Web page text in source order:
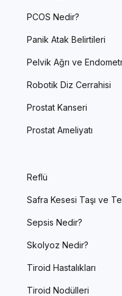
PCOS Nedir?
Panik Atak Belirtileri
Pelvik Ağrı ve
Robotik Diz Cerrahisi
Prostat Kanseri
Prostat Ameliyatı
Reflü
Safra Kesesi Taşı ve
Sepsis Nedir?
Skolyoz Nedir?
Tiroid Hastalıkları
Tiroid Nodülleri